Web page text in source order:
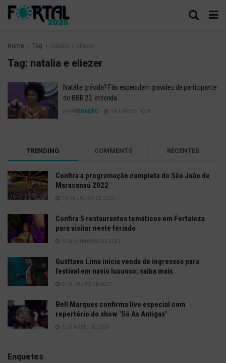
Home Tag natalia e eliezer
Tag: natalia e eliezer
Natália grávida? Fãs especulam gravidez de participante
do BBB 22; entenda
POR REDAÇÃO HÁ 4 ANOS
TRENDING COMMENTS RECENTES
Confira a programação completa do São João de
Maracanaú 2022
19 DE JULHO DE 2022
Confira 5 restaurantes temáticos em Fortaleza
para visitar neste feriado
6 DE SETEMBRO DE 2021
Gusttavo Lima inicia venda de ingressos para
festival em navio luxuoso; saiba mais
9 DE JULHO DE 2021
Bell Marques confirma live especial com
repertório do show ‘Só As Antigas’
6 DE ABRIL DE 2020
Enquetes